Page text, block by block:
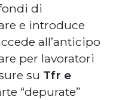
di
e introduce
all’anticipo
per lavoratori
su Tfr e
“depurate”